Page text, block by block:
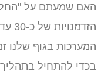
האם שמעתם על "החלון
המערכות בגוף שלנו
בכדי להתחיל בתהליך